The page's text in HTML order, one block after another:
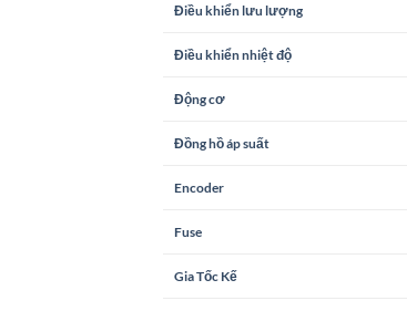
Điều khiển lưu lượng
Điều khiển nhiệt độ
Động cơ
Đồng hồ áp suất
Encoder
Fuse
Gia Tốc Kế